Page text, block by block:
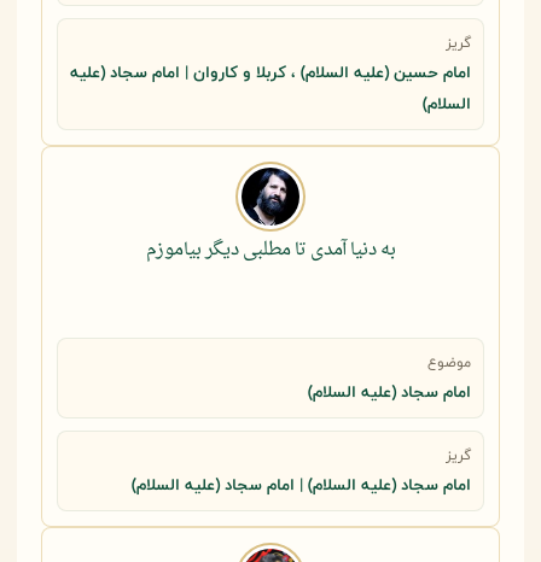
گریز
امام حسین (علیه السلام) ، کربلا و کاروان | امام سجاد (علیه
السلام)
به دنیا آمدى تا مطلبى دیگر بیاموزم
موضوع
امام سجاد (علیه السلام)
گریز
امام سجاد (علیه السلام) | امام سجاد (علیه السلام)